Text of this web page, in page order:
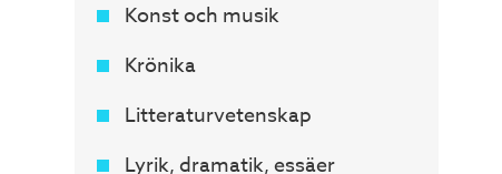
Konst och musik
Krönika
Litteraturvetenskap
Lyrik, dramatik, essäer